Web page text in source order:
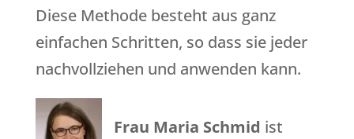
Diese Methode besteht aus ganz
einfachen Schritten, so dass sie jeder
nachvollziehen und anwenden kann.
Frau Maria Schmid ist